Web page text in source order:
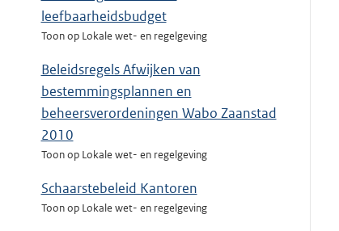
leefbaarheidsbudget
Toon op Lokale wet- en regelgeving
Beleidsregels Afwijken van
bestemmingsplannen en
beheersverordeningen Wabo Zaanstad
2010
Toon op Lokale wet- en regelgeving
Schaarstebeleid Kantoren
Toon op Lokale wet- en regelgeving